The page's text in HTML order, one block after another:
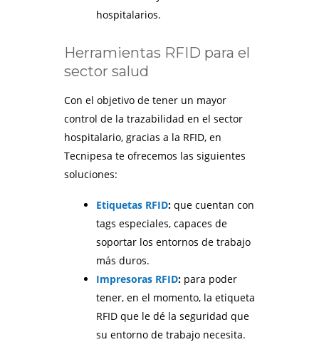
hospitalarios.
Herramientas RFID para el
sector salud
Con el objetivo de tener un mayor
control de la trazabilidad en el sector
hospitalario, gracias a la RFID, en
Tecnipesa te ofrecemos las siguientes
soluciones:
Etiquetas RFID: que cuentan con
tags especiales, capaces de
soportar los entornos de trabajo
más duros.
Impresoras RFID: para poder
tener, en el momento, la etiqueta
RFID que le dé la seguridad que
su entorno de trabajo necesita.